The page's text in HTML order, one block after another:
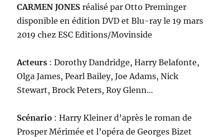
CARMEN JONES réalisé par Otto Preminger
disponible en édition DVD et Blu-ray le 19 mars
2019 chez ESC Editions/Movinside
Acteurs : Dorothy Dandridge, Harry Belafonte,
Olga James, Pearl Bailey, Joe Adams, Nick
Stewart, Brock Peters, Roy Glenn…
Scénario : Harry Kleiner d’après le roman de
Prosper Mérimée et l’opéra de Georges Bizet